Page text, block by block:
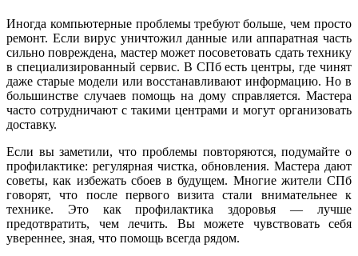
Иногда компьютерные проблемы требуют больше, чем просто
ремонт. Если вирус уничтожил данные или аппаратная часть
сильно повреждена, мастер может посоветовать сдать технику
в специализированный сервис. В СПб есть центры, где чинят
даже старые модели или восстанавливают информацию. Но в
большинстве случаев помощь на дому справляется. Мастера
часто сотрудничают с такими центрами и могут организовать
доставку.
Если вы заметили, что проблемы повторяются, подумайте о
профилактике: регулярная чистка, обновления. Мастера дают
советы, как избежать сбоев в будущем. Многие жители СПб
говорят, что после первого визита стали внимательнее к
технике. Это как профилактика здоровья — лучше
предотвратить, чем лечить. Вы можете чувствовать себя
увереннее, зная, что помощь всегда рядом.